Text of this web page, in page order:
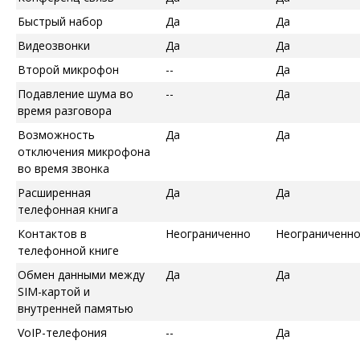
Быстрый набор
Да
Да
Видеозвонки
Да
Да
Второй микрофон
--
Да
Подавление шума во
время разговора
-- Да
Возможность
отключения микрофона
во время звонка
Да Да
Расширенная
телефонная книга
Да Да
Контактов в
телефонной книге
Неограниченно Неограниченно
Обмен данными между
SIM-картой и
внутренней памятью
Да Да
VoIP-телефония -- Да